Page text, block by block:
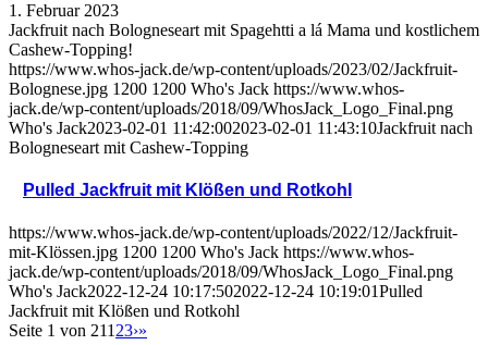
1. Februar 2023
Jackfruit nach Bologneseart mit Spagehtti a lá Mama und kostlichem
Cashew-Topping!
https://www.whos-jack.de/wp-content/uploads/2023/02/Jackfruit-
Bolognese.jpg 1200 1200 Who's Jack https://www.whos-
jack.de/wp-content/uploads/2018/09/WhosJack_Logo_Final.png
Who's Jack2023-02-01 11:42:002023-02-01 11:43:10Jackfruit nach
Bologneseart mit Cashew-Topping
Pulled Jackfruit mit Klößen und Rotkohl
https://www.whos-jack.de/wp-content/uploads/2022/12/Jackfruit-
mit-Klössen.jpg 1200 1200 Who's Jack https://www.whos-
jack.de/wp-content/uploads/2018/09/WhosJack_Logo_Final.png
Who's Jack2022-12-24 10:17:502022-12-24 10:19:01Pulled
Jackfruit mit Klößen und Rotkohl
Seite 1 von 211 23›»